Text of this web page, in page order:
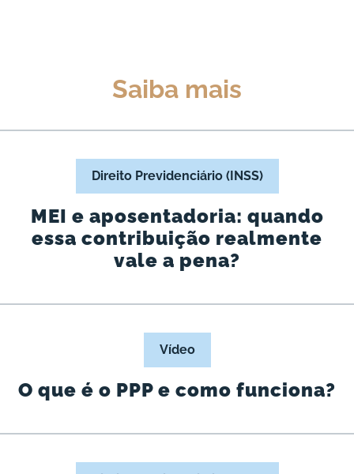
Saiba mais
Direito Previdenciário (INSS)
MEI e aposentadoria: quando
essa contribuição realmente
vale a pena?
Vídeo
O que é o PPP e como funciona?